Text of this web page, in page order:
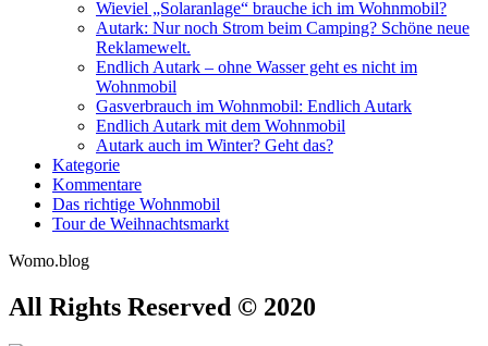
Wieviel „Solaranlage“ brauche ich im Wohnmobil?
Autark: Nur noch Strom beim Camping? Schöne neue
Reklamewelt.
Endlich Autark – ohne Wasser geht es nicht im
Wohnmobil
Gasverbrauch im Wohnmobil: Endlich Autark
Endlich Autark mit dem Wohnmobil
Autark auch im Winter? Geht das?
Kategorie
Kommentare
Das richtige Wohnmobil
Tour de Weihnachtsmarkt
Womo.blog
All Rights Reserved © 2020